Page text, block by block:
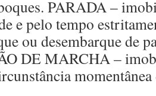
PARADA –
e pelo tempo
ou desembarque de
DE MARCHA –